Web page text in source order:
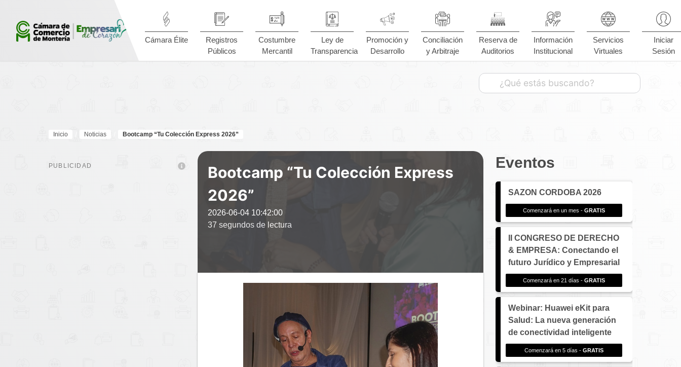
Cámara Élite
Registros
Públicos
Costumbre
Mercantil
Ley de
Transparencia
Promoción y
Desarrollo
Conciliación
y Arbitraje
Reserva de
Auditorios
Información
Institucional
Servicios
Virtuales
Iniciar
Sesión
Inicio Noticias Bootcamp “Tu Colección Express 2026”
PUBLICIDAD
Bootcamp “Tu Colección Express
2026”
2026-06-04 10:42:00
37 segundos de lectura
Eventos
SAZON CORDOBA 2026
Comenzará en un mes - GRATIS
II CONGRESO DE DERECHO
& EMPRESA: Conectando el
futuro Jurídico y Empresarial
Comenzará en 21 días - GRATIS
Webinar: Huawei eKit para
Salud: La nueva generación
de conectividad inteligente
Comenzará en 5 días - GRATIS